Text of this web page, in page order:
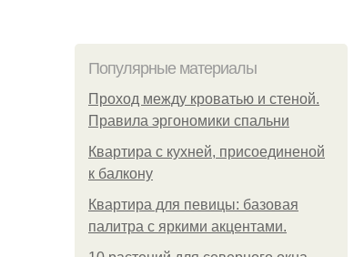
Популярные материалы
Проход между кроватью и стеной.
Правила эргономики спальни
Квартира с кухней, присоединеной
к балкону
Квартира для певицы: базовая
палитра с яркими акцентами.